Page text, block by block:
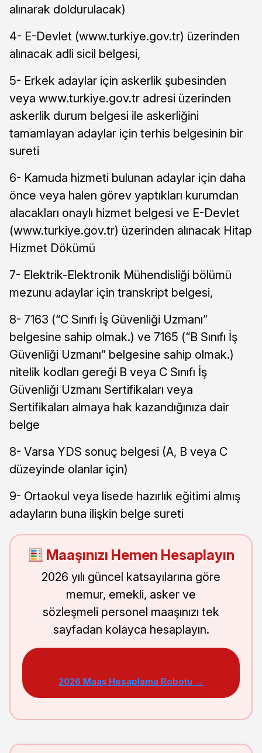
alınarak doldurulacak)
4- E-Devlet (www.turkiye.gov.tr) üzerinden
alınacak adli sicil belgesi,
5- Erkek adaylar için askerlik şubesinden
veya www.turkiye.gov.tr adresi üzerinden
askerlik durum belgesi ile askerliğini
tamamlayan adaylar için terhis belgesinin bir
sureti
6- Kamuda hizmeti bulunan adaylar için daha
önce veya halen görev yaptıkları kurumdan
alacakları onaylı hizmet belgesi ve E-Devlet
(www.turkiye.gov.tr) üzerinden alınacak Hitap
Hizmet Dökümü
7- Elektrik-Elektronik Mühendisliği bölümü
mezunu adaylar için transkript belgesi,
8- 7163 (“C Sınıfı İş Güvenliği Uzmanı”
belgesine sahip olmak.) ve 7165 (“B Sınıfı İş
Güvenliği Uzmanı” belgesine sahip olmak.)
nitelik kodları gereği B veya C Sınıfı İş
Güvenliği Uzmanı Sertifikaları veya
Sertifikaları almaya hak kazandığınıza dair
belge
8- Varsa YDS sonuç belgesi (A, B veya C
düzeyinde olanlar için)
9- Ortaokul veya lisede hazırlık eğitimi almış
adayların buna ilişkin belge sureti
Maaşınızı Hemen Hesaplayın
2026 yılı güncel katsayılarına göre
memur, emekli, asker ve
sözleşmeli personel maaşınızı tek
sayfadan kolayca hesaplayın.
2026 Maaş Hesaplama Robotu →